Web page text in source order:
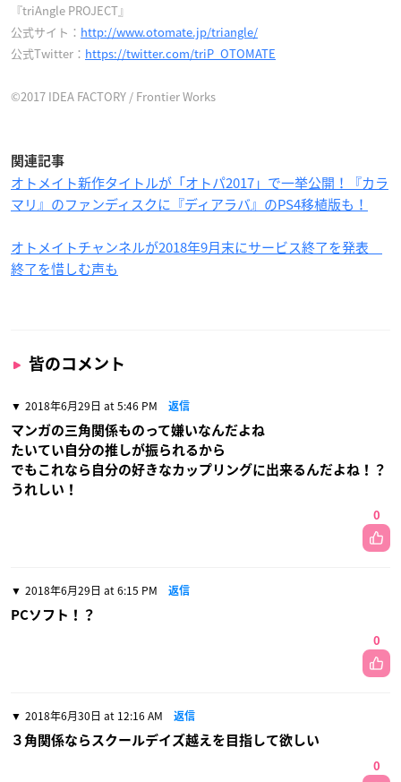
『triAngle PROJECT』
公式サイト： http://www.otomate.jp/triangle/
公式Twitter： https://twitter.com/triP_OTOMATE
©2017 IDEA FACTORY / Frontier Works
関連記事
オトメイト新作タイトルが「オトパ2017」で一挙公開！『カラ
マリ』のファンディスクに『ディアラバ』のPS4移植版も！
オトメイトチャンネルが2018年9月末にサービス終了を発表
終了を惜しむ声も
皆のコメント
2018年6月29日 at 5:46 PM 返信
マンガの三角関係ものって嫌いなんだよね
たいてい自分の推しが振られるから
でもこれなら自分の好きなカップリングに出来るんだよね！？
うれしい！
0
2018年6月29日 at 6:15 PM 返信
PCソフト！？
0
2018年6月30日 at 12:16 AM 返信
３角関係ならスクールデイズ越えを目指して欲しい
0